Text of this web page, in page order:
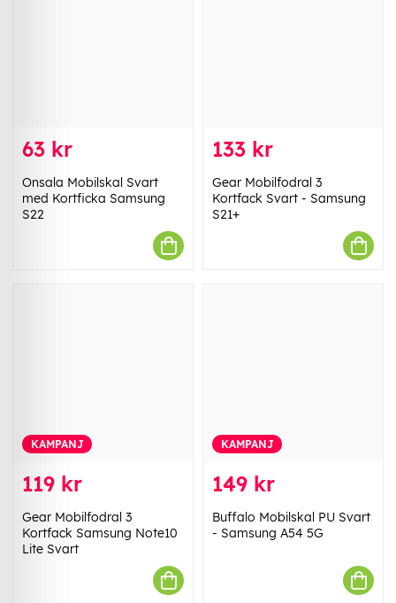
63 kr
Onsala Mobilskal Svart
med Kortficka Samsung
S22
133 kr
Gear Mobilfodral 3
Kortfack Svart - Samsung
S21+
KAMPANJ
119 kr
Gear Mobilfodral 3
Kortfack Samsung Note10
Lite Svart
KAMPANJ
149 kr
Buffalo Mobilskal PU Svart
- Samsung A54 5G